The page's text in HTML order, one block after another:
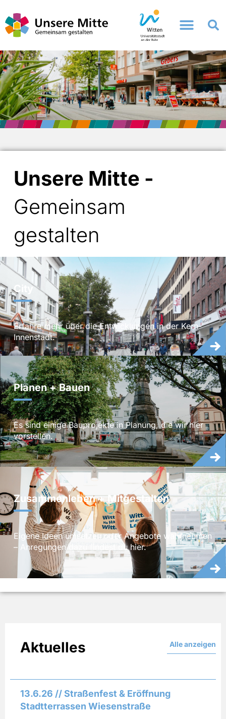
Inhalt
springen
Unsere Mitte -
Gemeinsam
gestalten
City
Erfahre mehr über die Entwicklungen in der Kern-
Innenstadt.
Planen + Bauen
Es sind einige Bauprojekte in Planung, die wir hier
vorstellen.
Zusammenleben + Mitgestalten
Eigene Ideen umsetzen oder Angebote wahrnehmen
– Anregungen dazu findest du hier.
Aktuelles Alle anzeigen
13.6.26 // Straßenfest & Eröffnung
Stadtterrassen Wiesenstraße